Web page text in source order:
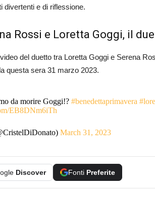
divertenti e di riflessione.
Rossi e Loretta Goggi, il
del duetto tra Loretta Goggi e Serena
questa sera 31 marzo 2023.
da morire Goggi!? #benedettaprimavera
EB8DNm6iTh
March 31, 2023
Discover Fonti Preferite